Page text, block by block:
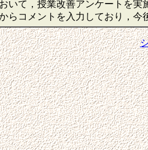
いて，授業改善アンケートを
らコメントを入力しており，